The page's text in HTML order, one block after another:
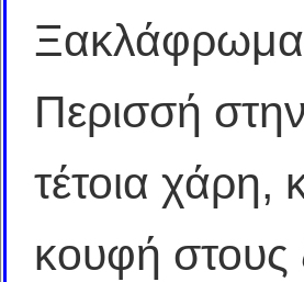
Ξακλάφρωμα
Περισσή
τέτοια χάρη,
κουφή